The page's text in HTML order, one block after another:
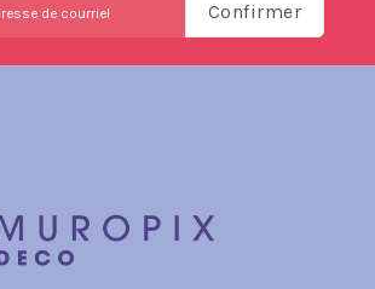
Confirmer